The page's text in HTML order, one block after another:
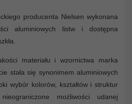
producenta Nielsen wykonana
aluminiowych listw i dostępna
materiału i wzornictwa marka
stała się synonimem aluminiowych
wybór kolorów, kształtów i struktur
możliwości udanej